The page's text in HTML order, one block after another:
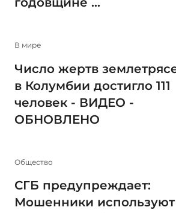
В мире
Число жертв
в Колумбии достигло 111
человек - ВИДЕО -
ОБНОВЛЕНО
Общество
СГБ предупреждает:
Мошенники используют